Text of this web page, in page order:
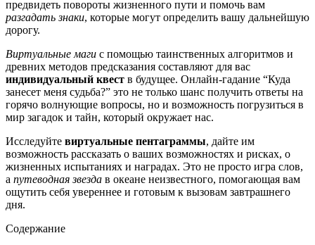
предвидеть повороты жизненного пути и помочь вам
разгадать знаки, которые могут определить вашу дальнейшую
дорогу.
Виртуальные маги с помощью таинственных алгоритмов и
древних методов предсказания составляют для вас
индивидуальный квест в будущее. Онлайн-гадание “Куда
занесет меня судьба?” это не только шанс получить ответы на
горячо волнующие вопросы, но и возможность погрузиться в
мир загадок и тайн, который окружает нас.
Исследуйте виртуальные пентаграммы, дайте им
возможность рассказать о ваших возможностях и рисках, о
жизненных испытаниях и наградах. Это не просто игра слов,
а путеводная звезда в океане неизвестного, помогающая вам
ощутить себя увереннее и готовым к вызовам завтрашнего
дня.
Содержание